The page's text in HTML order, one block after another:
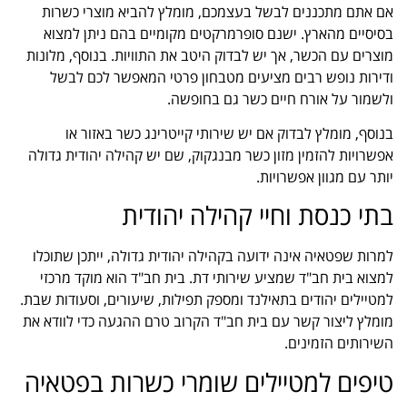
אם אתם מתכננים לבשל בעצמכם, מומלץ להביא מוצרי כשרות
בסיסיים מהארץ. ישנם סופרמרקטים מקומיים בהם ניתן למצוא
מוצרים עם הכשר, אך יש לבדוק היטב את התוויות. בנוסף, מלונות
ודירות נופש רבים מציעים מטבחון פרטי המאפשר לכם לבשל
ולשמור על אורח חיים כשר גם בחופשה.
בנוסף, מומלץ לבדוק אם יש שירותי קייטרינג כשר באזור או
אפשרויות להזמין מזון כשר מבנגקוק, שם יש קהילה יהודית גדולה
יותר עם מגוון אפשרויות.
בתי כנסת וחיי קהילה יהודית
למרות שפטאיה אינה ידועה בקהילה יהודית גדולה, ייתכן שתוכלו
למצוא בית חב"ד שמציע שירותי דת. בית חב"ד הוא מוקד מרכזי
למטיילים יהודים בתאילנד ומספק תפילות, שיעורים, וסעודות שבת.
מומלץ ליצור קשר עם בית חב"ד הקרוב טרם ההגעה כדי לוודא את
השירותים הזמינים.
טיפים למטיילים שומרי כשרות בפטאיה